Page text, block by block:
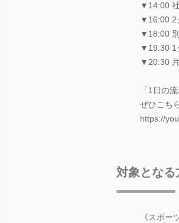
▼14:00
▼16:00 2
▼18:00
▼19:30 1
▼20:30
「1日の
ぜひこち
https://
対象となる
《スポ